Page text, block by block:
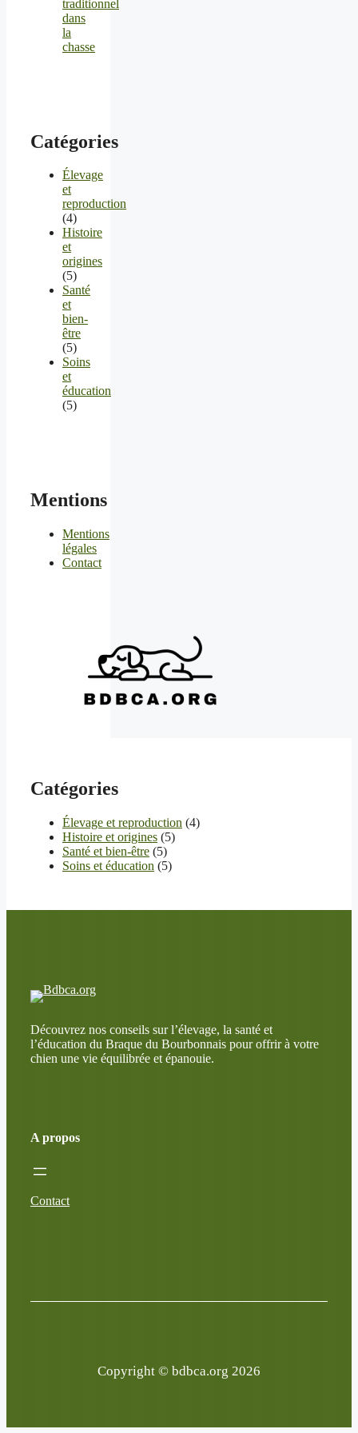
traditionnel
dans
la
chasse
Catégories
Élevage
et
reproduction
(4)
Histoire
et
origines
(5)
Santé
et
bien-
être
(5)
Soins
et
éducation
(5)
Mentions
Mentions
légales
Contact
Catégories
Élevage et reproduction (4)
Histoire et origines (5)
Santé et bien-être (5)
Soins et éducation (5)
Découvrez nos conseils sur l’élevage, la santé et
l’éducation du Braque du Bourbonnais pour offrir à votre
chien une vie équilibrée et épanouie.
A propos
Contact
Copyright © bdbca.org 2026